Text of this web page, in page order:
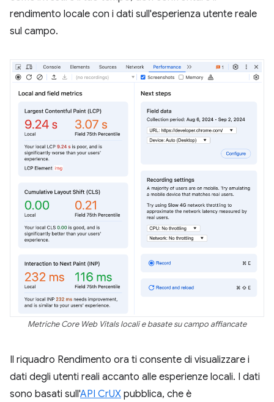
rendimento locale con i dati sull'esperienza utente reale
sul campo.
Metriche Core Web Vitals locali e basate su campo affiancate
Il riquadro Rendimento ora ti consente di visualizzare i
dati degli utenti reali accanto alle esperienze locali. I dati
sono basati sull'API CrUX pubblica, che è